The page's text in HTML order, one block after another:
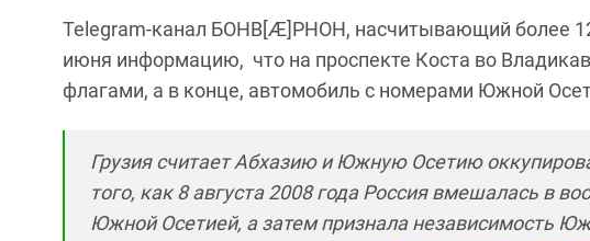
Telegram-канал БОНВ[Ӕ]РНОН, насчитывающий более
июня информацию, что на проспекте Коста во
флагами, а в конце, автомобиль с номерами Южной
Грузия считает Абхазию и Южную Осетию
того, как 8 августа 2008 года Россия вмешалась в
Южной Осетией, а затем признала независимость